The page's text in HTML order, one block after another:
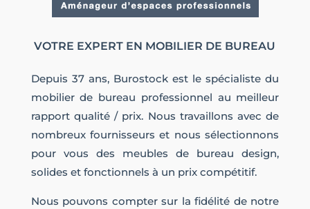
VOTRE EXPERT EN MOBILIER DE BUREAU
Depuis 37 ans, Burostock est le spécialiste du
mobilier de bureau professionnel au meilleur
rapport qualité / prix. Nous travaillons avec de
nombreux fournisseurs et nous sélectionnons
pour vous des meubles de bureau design,
solides et fonctionnels à un prix compétitif.
Nous pouvons compter sur la fidélité de notre